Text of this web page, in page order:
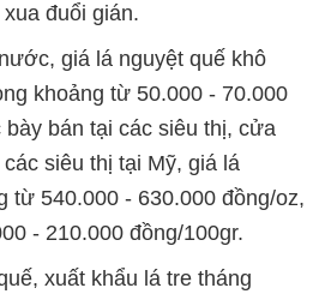
đuổi gián.
giá lá nguyệt quế khô
khoảng từ 50.000 - 70.000
bán tại các siêu thị, cửa
siêu thị tại Mỹ, giá lá
từ 540.000 - 630.000 đồng/oz,
- 210.000 đồng/100gr.
xuất khẩu lá tre tháng